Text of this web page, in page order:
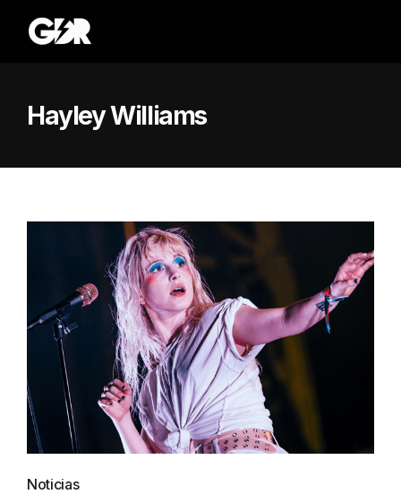
Hayley Williams
Noticias